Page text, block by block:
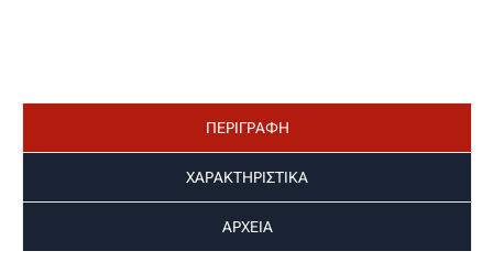
ΠΕΡΙΓΡΑΦΗ
ΧΑΡΑΚΤΗΡΙΣΤΙΚΑ
ΑΡΧΕΙΑ